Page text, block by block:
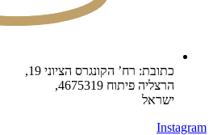
כתובת: רח’ הקונגרס הציוני 19,
הרצליה פיתוח 4675319,
ישראל
Instagram